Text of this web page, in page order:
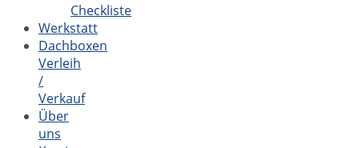
Checkliste
Werkstatt
Dachboxen
Verleih
/
Verkauf
Über
uns